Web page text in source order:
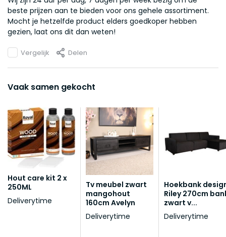
beste prijzen aan te bieden voor ons gehele assortiment.
Mocht je hetzelfde product elders goedkoper hebben
gezien, laat ons dit dan weten!
Vergelijk Delen
Vaak samen gekocht
Hout care kit 2 x
250ML
Deliverytime
Tv meubel zwart
mangohout
160cm Avelyn
Deliverytime
Hoekbank
Riley 270cm
zwart v...
Deliverytime